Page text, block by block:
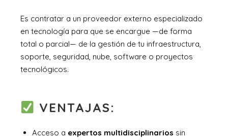
Es contratar a un proveedor externo especializado
en tecnología para que se encargue —de forma
total o parcial— de la gestión de tu infraestructura,
soporte, seguridad, nube, software o proyectos
tecnológicos.
VENTAJAS:
Acceso a expertos multidisciplinarios sin